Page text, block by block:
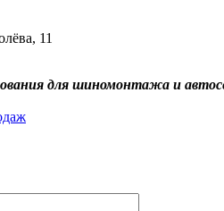
11
для шиномонтажа и